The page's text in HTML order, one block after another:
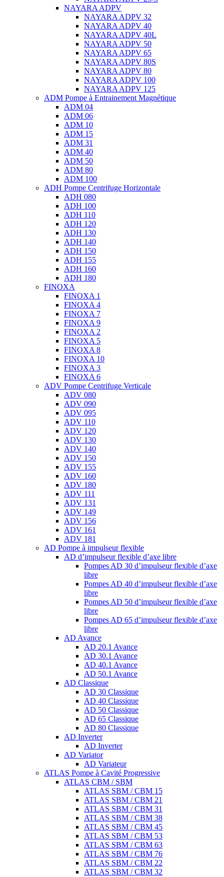
NAYARA ADPV
NAYARA ADPV 32
NAYARA ADPV 40
NAYARA ADPV 40L
NAYARA ADPV 50
NAYARA ADPV 65
NAYARA ADPV 80S
NAYARA ADPV 80
NAYARA ADPV 100
NAYARA ADPV 125
ADM Pompe à Entrainement Magnétique
ADM 04
ADM 06
ADM 10
ADM 15
ADM 31
ADM 40
ADM 50
ADM 80
ADM 100
ADH Pompe Centrifuge Horizontale
ADH 080
ADH 100
ADH 110
ADH 120
ADH 130
ADH 140
ADH 150
ADH 155
ADH 160
ADH 180
FINOXA
FINOXA 1
FINOXA 4
FINOXA 7
FINOXA 9
FINOXA 2
FINOXA 5
FINOXA 8
FINOXA 10
FINOXA 3
FINOXA 6
ADV Pompe Centrifuge Verticale
ADV 080
ADV 090
ADV 095
ADV 110
ADV 120
ADV 130
ADV 140
ADV 150
ADV 155
ADV 160
ADV 180
ADV 111
ADV 131
ADV 149
ADV 156
ADV 161
ADV 181
AD Pompe à impulseur flexible
AD d’impulseur flexible d’axe libre
Pompes AD 30 d’impulseur flexible d’axe
libre
Pompes AD 40 d’impulseur flexible d’axe
libre
Pompes AD 50 d’impulseur flexible d’axe
libre
Pompes AD 65 d’impulseur flexible d’axe
libre
AD Avance
AD 20.1 Avance
AD 30.1 Avance
AD 40.1 Avance
AD 50.1 Avance
AD Classique
AD 30 Classique
AD 40 Classique
AD 50 Classique
AD 65 Classique
AD 80 Classique
AD Inverter
AD Inverter
AD Variator
AD Variateur
ATLAS Pompe à Cavité Progressive
ATLAS CBM / SBM
ATLAS SBM / CBM 15
ATLAS SBM / CBM 21
ATLAS SBM / CBM 31
ATLAS SBM / CBM 38
ATLAS SBM / CBM 45
ATLAS SBM / CBM 53
ATLAS SBM / CBM 63
ATLAS SBM / CBM 76
ATLAS SBM / CBM 22
ATLAS SBM / CBM 32